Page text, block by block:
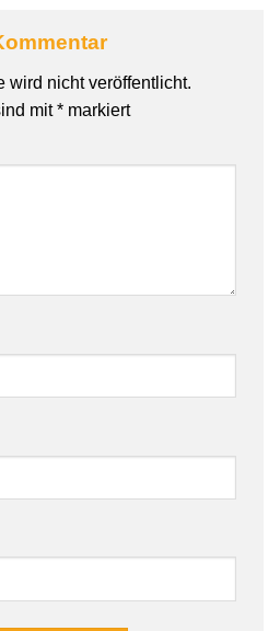
wird nicht veröffentlicht.
mit* markiert